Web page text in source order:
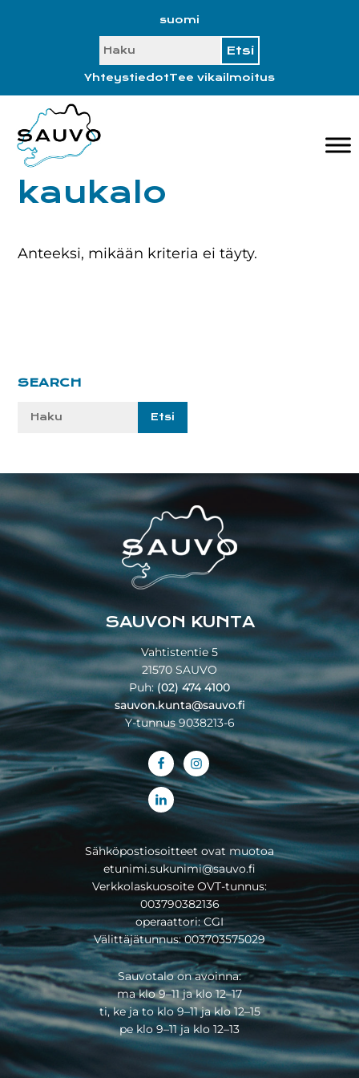
alatunnisteeseen
suomi
SEARCH
YhteystiedotTee vikailmoitus
kaukalo
Anteeksi, mikään kriteria ei täyty.
Ensisijainen
SEARCH
Etsi
Footer
SAUVON KUNTA
Vahtistentie 5
21570 SAUVO
Puh:(02) 474 4100
sauvon.kunta@sauvo.fi
Y-tunnus 9038213-6
Sähköpostiosoitteet ovat muotoa
etunimi.sukunimi@sauvo.fi
Verkkolaskuosoite OVT-tunnus:
003790382136
operaattori: CGI
Välittäjätunnus: 003703575029
Sauvotalo on avoinna:
ma klo 9–11 ja klo 12–17
ti, ke ja to klo 9–11 ja klo 12–15
pe klo 9–11 ja klo 12–13